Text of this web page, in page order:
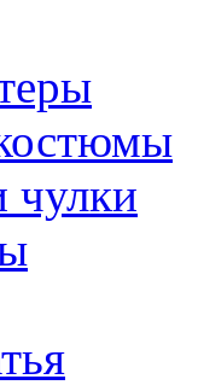
чулки